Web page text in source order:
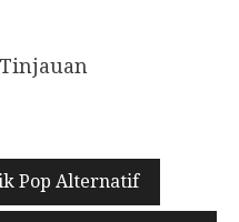
Pop Alternatif